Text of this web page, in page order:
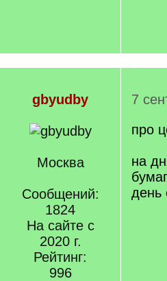
gbyudby
Москва
Сообщений:
1824
На сайте с
2020 г.
Рейтинг:
996
7
про
на
день